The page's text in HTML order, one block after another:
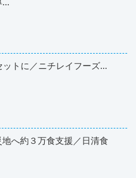
トに／ニチレイフーズ...
へ約３万食支援／日清食